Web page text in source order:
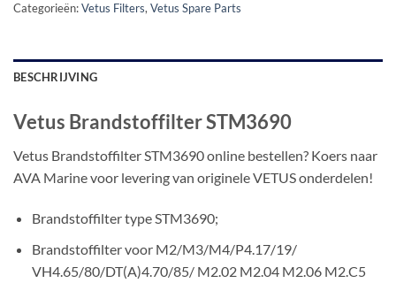
Categorieën:Vetus Filters,Vetus Spare Parts
BESCHRIJVING
Vetus Brandstoffilter STM3690
Vetus Brandstoffilter STM3690 online bestellen? Koers naar
AVA Marine voor levering van originele VETUS onderdelen!
Brandstoffilter type STM3690;
Brandstoffilter voor M2/M3/M4/P4.17/19/
VH4.65/80/DT(A)4.70/85/ M2.02 M2.04 M2.06 M2.C5